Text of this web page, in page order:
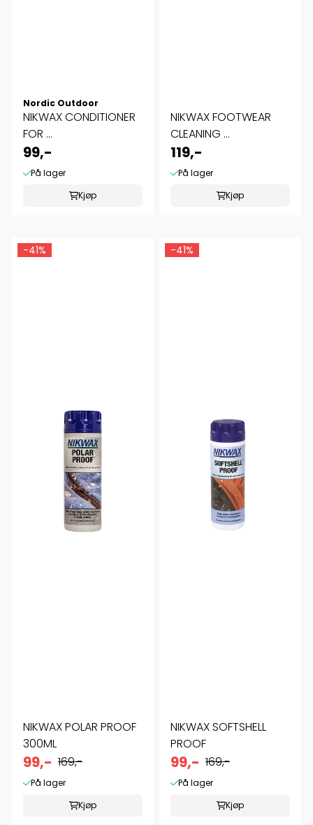
Nordic Outdoor
NIKWAX CONDITIONER
FOR ...
99,-
På lager
Kjøp
NIKWAX FOOTWEAR
CLEANING ...
119,-
På lager
Kjøp
-41%
NIKWAX POLAR PROOF
300ML
99,- 169,-
På lager
Kjøp
-41%
NIKWAX SOFTSHELL
PROOF
99,- 169,-
På lager
Kjøp